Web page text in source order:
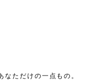
ただけの一点もの。